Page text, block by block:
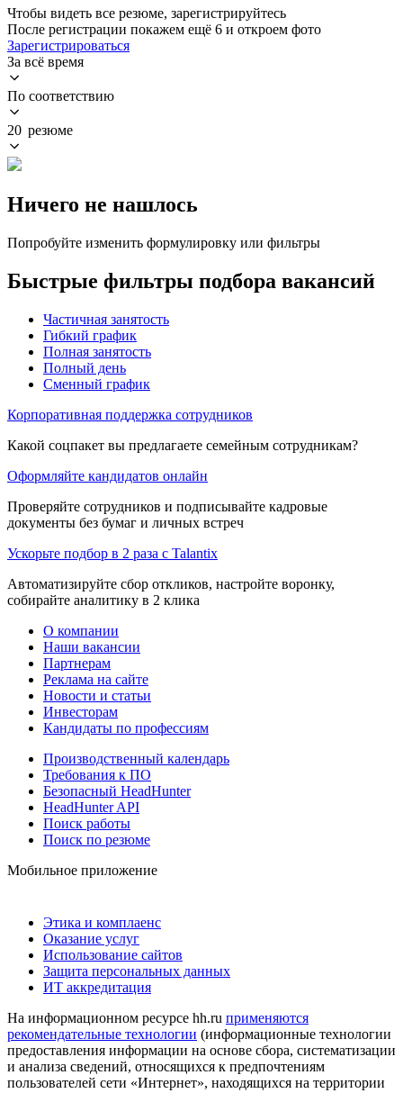
Чтобы видеть все резюме, зарегистрируйтесь
После регистрации покажем ещё 6 и откроем фото
Зарегистрироваться
За всё время
По соответствию
20 резюме
Ничего не нашлось
Попробуйте изменить формулировку или фильтры
Быстрые фильтры подбора вакансий
Частичная занятость
Гибкий график
Полная занятость
Полный день
Сменный график
Корпоративная поддержка сотрудников
Какой соцпакет вы предлагаете семейным сотрудникам?
Оформляйте кандидатов онлайн
Проверяйте сотрудников и подписывайте кадровые
документы без бумаг и личных встреч
Ускорьте подбор в 2 раза с Talantix
Автоматизируйте сбор откликов, настройте воронку,
собирайте аналитику в 2 клика
О компании
Наши вакансии
Партнерам
Реклама на сайте
Новости и статьи
Инвесторам
Кандидаты по профессиям
Производственный календарь
Требования к ПО
Безопасный HeadHunter
HeadHunter API
Поиск работы
Поиск по резюме
Мобильное приложение
Этика и комплаенс
Оказание услуг
Использование сайтов
Защита персональных данных
ИТ аккредитация
На информационном ресурсе hh.ru применяются
рекомендательные технологии (информационные технологии
предоставления информации на основе сбора, систематизации
и анализа сведений, относящихся к предпочтениям
пользователей сети «Интернет», находящихся на территории